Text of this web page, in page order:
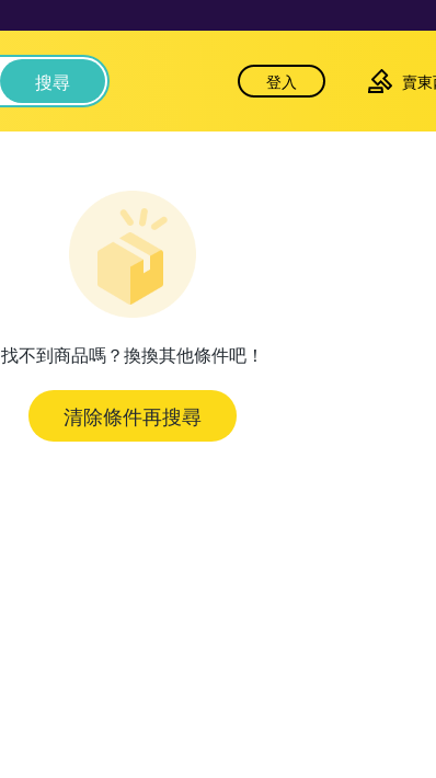
搜尋 登入 賣
找不到商品嗎？換換其他條件吧！
清除條件再搜尋